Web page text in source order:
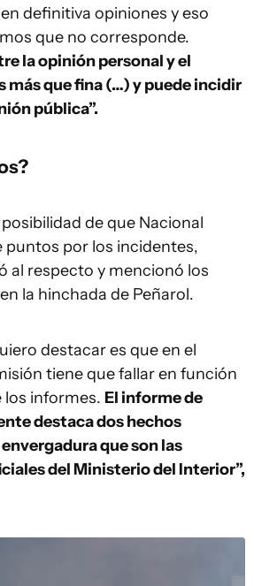
definitiva opiniones y eso
que no corresponde.
la opinión personal y el
más que fina (…) y puede incidir
pública”.
de que Nacional
puntos por los incidentes,
al respecto y mencionó los
la hinchada de Peñarol.
destacar es que en el
tiene que fallar en función
los informes. El informe de
destaca dos hechos
que son las
del Ministerio del Interior”,